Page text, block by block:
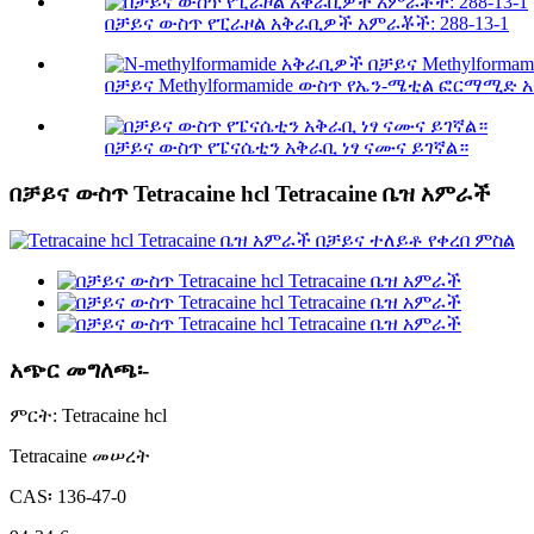
በቻይና ውስጥ የፒራዞል አቅራቢዎች አምራቾች: 288-13-1
በቻይና Methylformamide ውስጥ የኤን-ሜቲል ፎርማሚድ
በቻይና ውስጥ የፔናሴቲን አቅራቢ ነፃ ናሙና ይገኛል።
በቻይና ውስጥ Tetracaine hcl Tetracaine ቤዝ አምራች
አጭር መግለጫ፡-
ምርት: Tetracaine hcl
Tetracaine መሠረት
CAS፡ 136-47-0